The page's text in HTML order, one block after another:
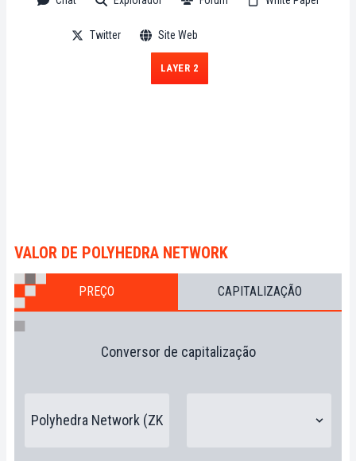
Twitter Site Web
LAYER 2
VALOR DE POLYHEDRA NETWORK
PREÇO CAPITALIZAÇÃO
Conversor de capitalização